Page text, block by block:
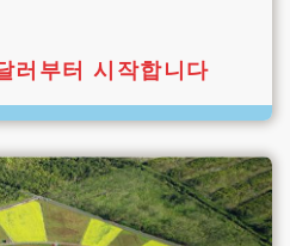
러부터 시작합니다